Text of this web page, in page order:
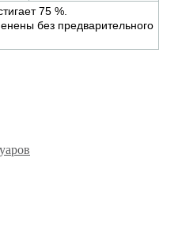
75 %.
без предварительного